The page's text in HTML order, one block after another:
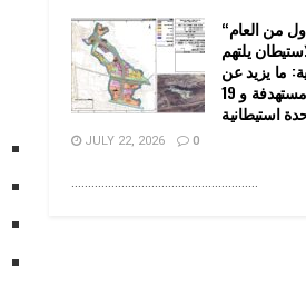
“حتى النصف الأول من العام
الاستيطان يلتهم
ما يزيد عن
22 ألف دونم مستهدفة و 19
JULY 22, 2026 0
........................................................